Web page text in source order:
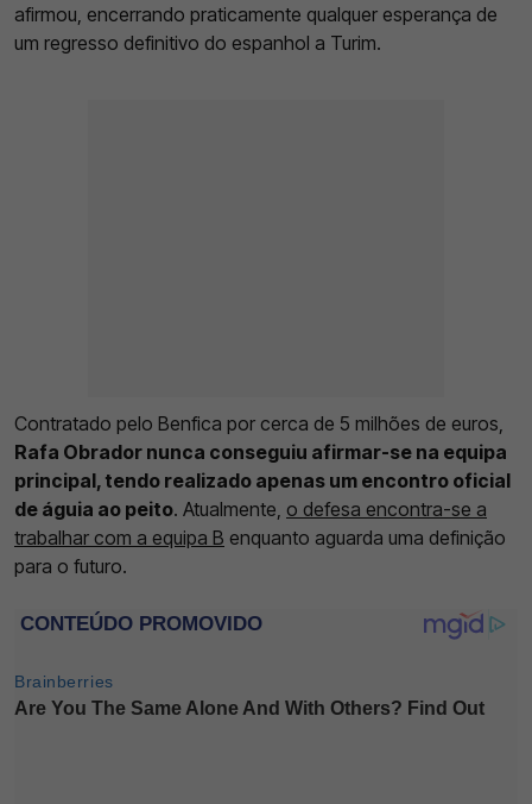
afirmou, encerrando praticamente qualquer esperança de
um regresso definitivo do espanhol a Turim.
Contratado pelo Benfica por cerca de 5 milhões de euros,
Rafa Obrador nunca conseguiu afirmar-se na equipa
principal, tendo realizado apenas um encontro oficial
de águia ao peito. Atualmente, o defesa encontra-se a
trabalhar com a equipa B enquanto aguarda uma definição
para o futuro.